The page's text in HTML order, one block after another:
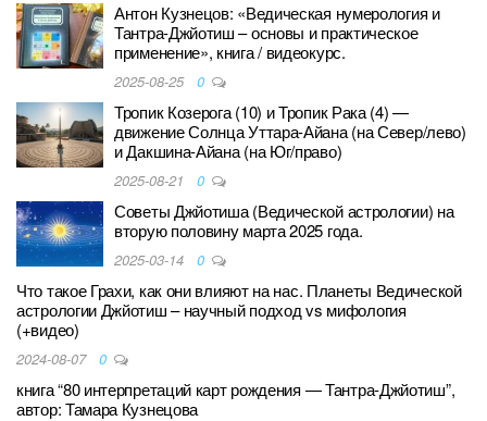
Антон Кузнецов: «Ведическая нумерология и
Тантра-Джйотиш – основы и практическое
применение», книга / видеокурс.
2025-08-25 0
Тропик Козерога (10) и Тропик Рака (4) —
движение Солнца Уттара-Айана (на Север/лево)
и Дакшина-Айана (на Юг/право)
2025-08-21 0
Советы Джйотиша (Ведической астрологии) на
вторую половину марта 2025 года.
2025-03-14 0
Что такое Грахи, как они влияют на нас. Планеты Ведической
астрологии Джйотиш – научный подход vs мифология
(+видео)
2024-08-07 0
книга “80 интерпретаций карт рождения — Тантра-Джйотиш”,
автор: Тамара Кузнецова